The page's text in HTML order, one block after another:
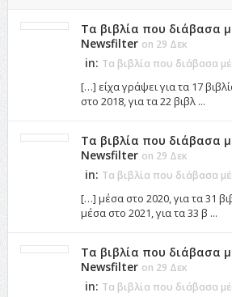
Τα βιβλία που διάβασα
Newsfilter on 29 Δεκ
in: Τα βιβλία που διάβασα
[…] είχα γράψει για τα 17
στο 2018, για τα 22 βιβλ ...
Τα βιβλία που διάβασα
Newsfilter on 29 Δεκ
in: Τα βιβλία που διάβασα
[…] μέσα στο 2020, για τα 31
μέσα στο 2021, για τα 33 β ...
Τα βιβλία που διάβασα
Newsfilter on 29 Δεκ
in: Τα βιβλία που διάβασα